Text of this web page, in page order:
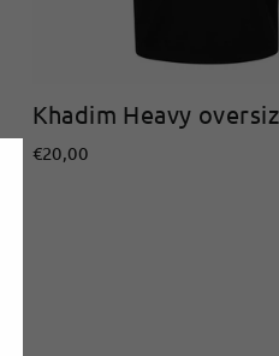
Khadim Heavy
€20,00